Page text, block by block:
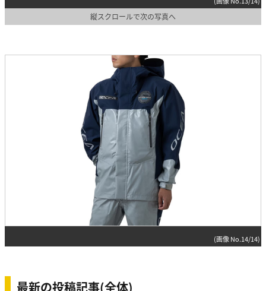
縦スクロールで次の写真へ
(画像 No.14/14)
最新の投稿記事(全体)